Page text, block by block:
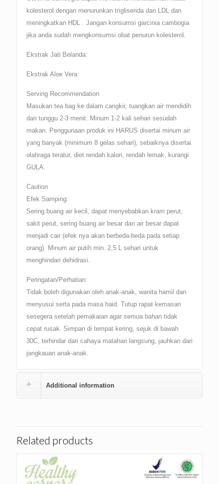
kolesterol dengan menurunkan trigliserida dan LDL dan
meningkatkan HDL . Jangan konsumsi garcinia cambogia
jika anda sudah mengkonsumsi obat penurun kolesterol.
Ekstrak Jati Belanda:
Ekstrak Aloe Vera:
Serving Recommendation
Masukan tea bag ke dalam cangkir, tuangkan air mendidih
dan tunggu 2-3 menit. Minum 1-2 kali sehari sesudah
makan. Penggunaan produk ini HARUS disertai minum air
yang banyak (minimum 8 gelas sehari), sebaiknya disertai
olahraga teratur, diet rendah kalori, rendah lemak, kurangi
GULA.
Caution
Efek Samping:
Sering buang air kecil, dapat menyebabkan kram perut,
sakit perut, sering buang air besar dan air besar dapat
menjadi cair (efek nya akan berbeda-beda pada setiap
orang). Minum air putih min. 2,5 L sehari untuk
menghindari dehidrasi.
Peringatan/Perhatian:
Tidak boleh digunakan oleh anak-anak, wanita hamil dan
menyusui serta pada masa haid. Tutup rapat kemasan
sesegera setelah pemakaian agar semua bahan tidak
cepat rusak. Simpan di tempat kering, sejuk di bawah
30C, terhindar dari cahaya matahari langsung, jauhkan dari
jangkauan anak-anak.
Additional information
Related products